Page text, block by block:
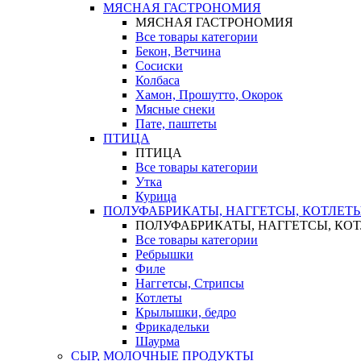
МЯСНАЯ ГАСТРОНОМИЯ
МЯСНАЯ ГАСТРОНОМИЯ
Все товары категории
Бекон, Ветчина
Сосиски
Колбаса
Хамон, Прошутто, Окорок
Мясные снеки
Пате, паштеты
ПТИЦА
ПТИЦА
Все товары категории
Утка
Курица
ПОЛУФАБРИКАТЫ, НАГГЕТСЫ,
ПОЛУФАБРИКАТЫ, НАГГЕТСЫ,
Все товары категории
Ребрышки
Филе
Наггетсы, Стрипсы
Котлеты
Крылышки, бедро
Фрикадельки
Шаурма
СЫР, МОЛОЧНЫЕ ПРОДУКТЫ